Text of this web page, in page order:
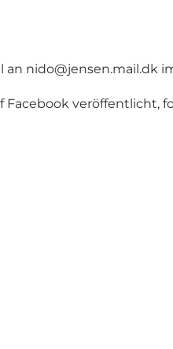
an nido@jensen.mail.dk
veröffentlicht,